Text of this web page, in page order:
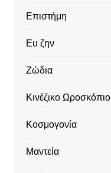
Επιστήμη
Ευ ζην
Ζώδια
Κινέζικο Ωροσκόπιο
Κοσμογονία
Μαντεία